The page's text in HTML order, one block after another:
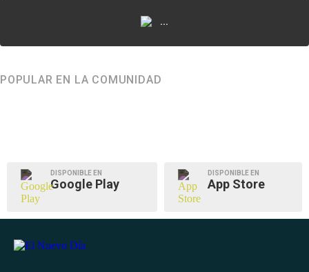
...
POPULAR EN LA COMUNIDAD
DISPONIBLE EN
Google Play
DISPONIBLE EN
App Store